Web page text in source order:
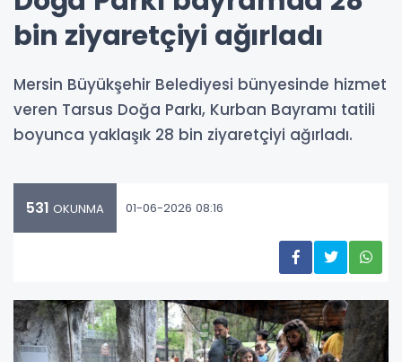
bin ziyaretçiyi ağırladı
Mersin Büyükşehir Belediyesi bünyesinde hizmet
veren Tarsus Doğa Parkı, Kurban Bayramı tatili
boyunca yaklaşık 28 bin ziyaretçiyi ağırladı.
531 OKUNMA 01-06-2026 08:16